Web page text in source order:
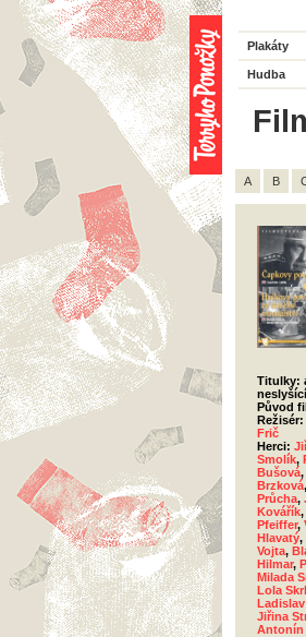
Plakáty
Hudba
A B
Titulky:
neslyšící
Původ
Režisér:
Frič
Herci:
Smolík,
Bušová,
Brzková,
Průcha,
Kovářík,
Pfeiffer,
Hlavatý,
Vojta,
Hilmar,
Milada
Lola
Jiřina
Antonín